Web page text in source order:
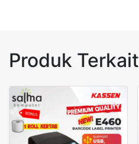
Produk Terkait